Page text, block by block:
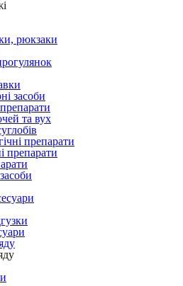
рюкзаки
засоби
та вух
препарати
препарати